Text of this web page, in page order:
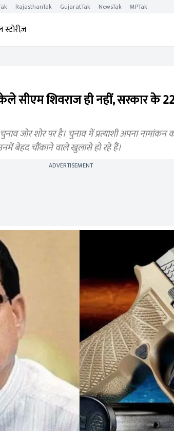
RajasthanTak GujaratTak NewsTak MPTak
सीएम शिवराज ही नहीं, सरकार के
जोर शोर पर है। चुनाव में प्रत्याशी अपना
बेहद चौंकाने वाले खुलासे हो रहे हैं।
ADVERTISEMENT